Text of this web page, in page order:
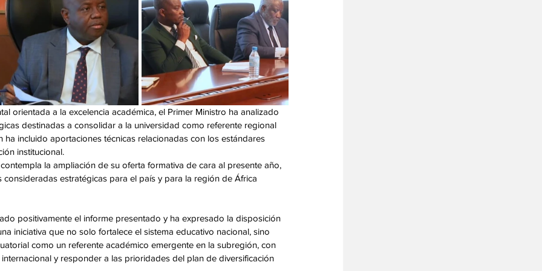
orientada a la excelencia académica, el Primer Ministro ha analizado
destinadas a consolidar a la universidad como referente regional
incluido aportaciones técnicas relacionadas con los estándares
institucional.
la ampliación de su oferta formativa de cara al presente año,
estratégicas para el país y para la región de África
positivamente el informe presentado y ha expresado la disposición
iniciativa que no solo fortalece el sistema educativo nacional, sino
como un referente académico emergente en la subregión, con
y responder a las prioridades del plan de diversificación